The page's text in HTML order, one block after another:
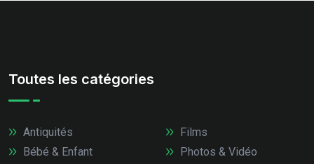
Toutes les catégories
Antiquités
Bébé & Enfant
Films
Photos & Vidéo